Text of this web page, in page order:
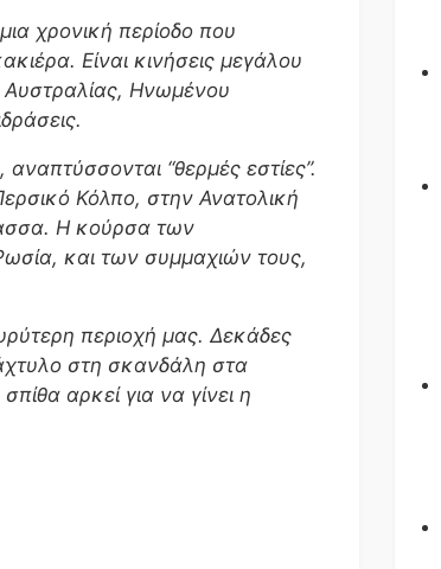
χρονική περίοδο που
Είναι κινήσεις μεγάλου
Αυστραλίας, Ηνωμένου
“θερμές εστίες”.
Κόλπο, στην Ανατολική
Η κούρσα των
και των συμμαχιών τους,
περιοχή μας. Δεκάδες
στη σκανδάλη στα
αρκεί για να γίνει η